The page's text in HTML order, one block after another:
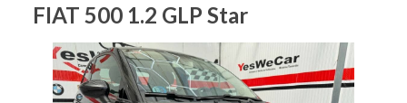
FIAT 500 1.2 GLP Star